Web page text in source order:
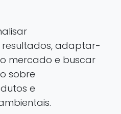
adaptar-
mercado e buscar
sobre
e